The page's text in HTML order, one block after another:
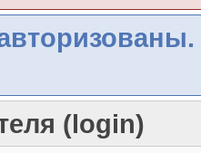
(login)